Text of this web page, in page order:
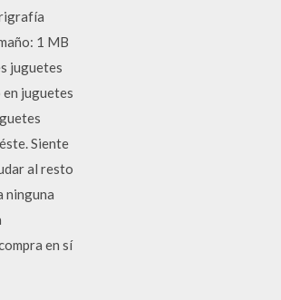
1 MB
juguetes
juguetes
Siente
al resto
ninguna
en sí